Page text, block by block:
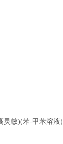
灵敏)(苯-甲苯溶液)